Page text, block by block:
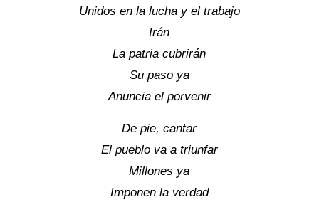
Unidos en la lucha y el trabajo
Irán
La patria cubrirán
Su paso ya
Anuncia el porvenir
De pie, cantar
El pueblo va a triunfar
Millones ya
Imponen la verdad